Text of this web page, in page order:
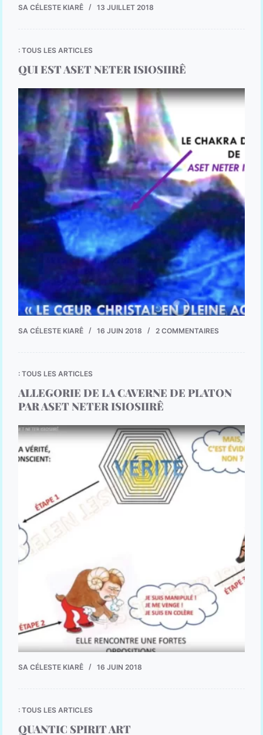
SA CÉLESTE KIARÊ 13 JUILLET 2018
: TOUS LES ARTICLES
QUI EST ASET NETER ISIOSIIRÊ
SA CÉLESTE KIARÊ 16 JUIN 2018 2 COMMENTAIRES
: TOUS LES ARTICLES
ALLEGORIE DE LA CAVERNE DE PLATON
PAR ASET NETER ISIOSIIRÊ
SA CÉLESTE KIARÊ 16 JUIN 2018
: TOUS LES ARTICLES
QUANTIC SPIRIT ART